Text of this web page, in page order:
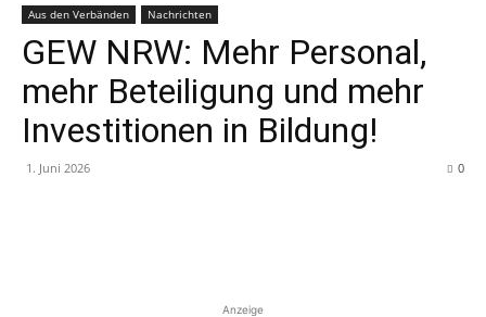
Aus den Verbänden Nachrichten
GEW NRW: Mehr Personal,
mehr Beteiligung und mehr
Investitionen in Bildung!
1. Juni 2026 0
Anzeige